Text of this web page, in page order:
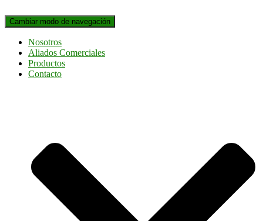
Cambiar modo de navegación
Nosotros
Aliados Comerciales
Productos
Contacto